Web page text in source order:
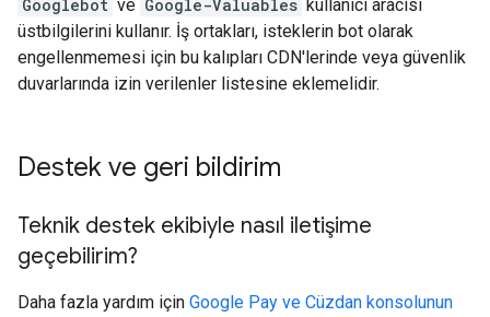
Googlebot ve Google-Valuables kullanıcı aracısı
üstbilgilerini kullanır. İş ortakları, isteklerin bot olarak
engellenmemesi için bu kalıpları CDN'lerinde veya güvenlik
duvarlarında izin verilenler listesine eklemelidir.
Destek ve geri bildirim
Teknik destek ekibiyle nasıl iletişime
geçebilirim?
Daha fazla yardım için Google Pay ve Cüzdan konsolunun